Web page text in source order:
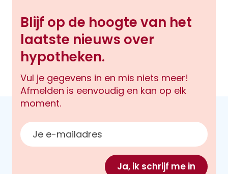
Blijf op de hoogte van het
laatste nieuws over
hypotheken.
Vul je gegevens in en mis niets meer!
Afmelden is eenvoudig en kan op elk
moment.
E-mailadres
Ja, ik schrijf me in